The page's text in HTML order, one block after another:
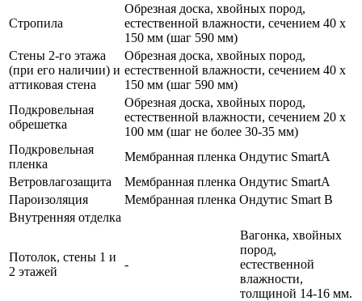
Стропила
Обрезная доска, хвойных пород,
естественной влажности, сечением 40 х
150 мм (шаг 590 мм)
Стены 2-го этажа
(при его наличии) и
аттиковая стена
Обрезная доска, хвойных пород,
естественной влажности, сечением 40 х
150 мм (шаг 590 мм)
Подкровельная
обрешетка
Обрезная доска, хвойных пород,
естественной влажности, сечением 20 х
100 мм (шаг не более 30-35 мм)
Подкровельная
пленка
Мембранная пленка Ондутис SmartA
Ветровлагозащита
Мембранная пленка Ондутис SmartA
Пароизоляция
Мембранная пленка Ондутис Smart В
Внутренняя отделка
Потолок, стены 1 и
2 этажей
-
Вагонка, хвойных
пород,
естественной
влажности,
толщиной 14-16 мм.